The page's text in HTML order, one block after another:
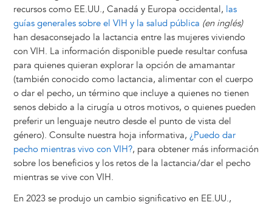
recursos como EE.UU., Canadá y Europa occidental, las
guías generales sobre el VIH y la salud pública (en inglés)
han desaconsejado la lactancia entre las mujeres viviendo
con VIH. La información disponible puede resultar confusa
para quienes quieran explorar la opción de amamantar
(también conocido como lactancia, alimentar con el cuerpo
o dar el pecho, un término que incluye a quienes no tienen
senos debido a la cirugía u otros motivos, o quienes pueden
preferir un lenguaje neutro desde el punto de vista del
género). Consulte nuestra hoja informativa, ¿Puedo dar
pecho mientras vivo con VIH?, para obtener más información
sobre los beneficios y los retos de la lactancia/dar el pecho
mientras se vive con VIH.
En 2023 se produjo un cambio significativo en EE.UU.,